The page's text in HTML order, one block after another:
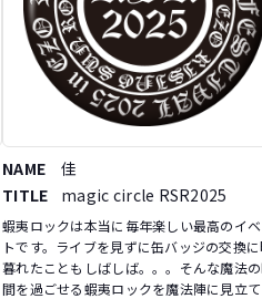
NAME
佳
TITLE
magic circle RSR2025
蝦夷ロックは本当に毎年楽しい最高のイ
トです。ライブを見ずに缶バッジの交換
暮れたこともしばしば。。。そんな魔法
間を過ごせる蝦夷ロックを魔法陣に見立